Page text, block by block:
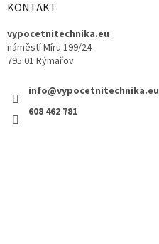
KONTAKT
vypocetnitechnika.eu
náměstí Míru 199/24
795 01 Rýmařov
info@vypocetnitechnika.eu
608 462 781